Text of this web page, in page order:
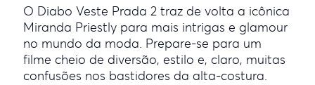
O Diabo Veste Prada 2 traz de volta a icônica
Miranda Priestly para mais intrigas e glamour
no mundo da moda. Prepare-se para um
filme cheio de diversão, estilo e, claro, muitas
confusões nos bastidores da alta-costura.